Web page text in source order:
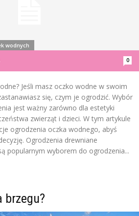
0
wodnych
Jeśli masz oczko wodne w swoim
się, czym je ogrodzić. Wybór
jest ważny zarówno dla estetyki
zwierząt i dzieci. W tym artykule
ogrodzenia oczka wodnego, abyś
Ogrodzenia drewniane
popularnym wyborem do ogrodzenia...
brzegu?